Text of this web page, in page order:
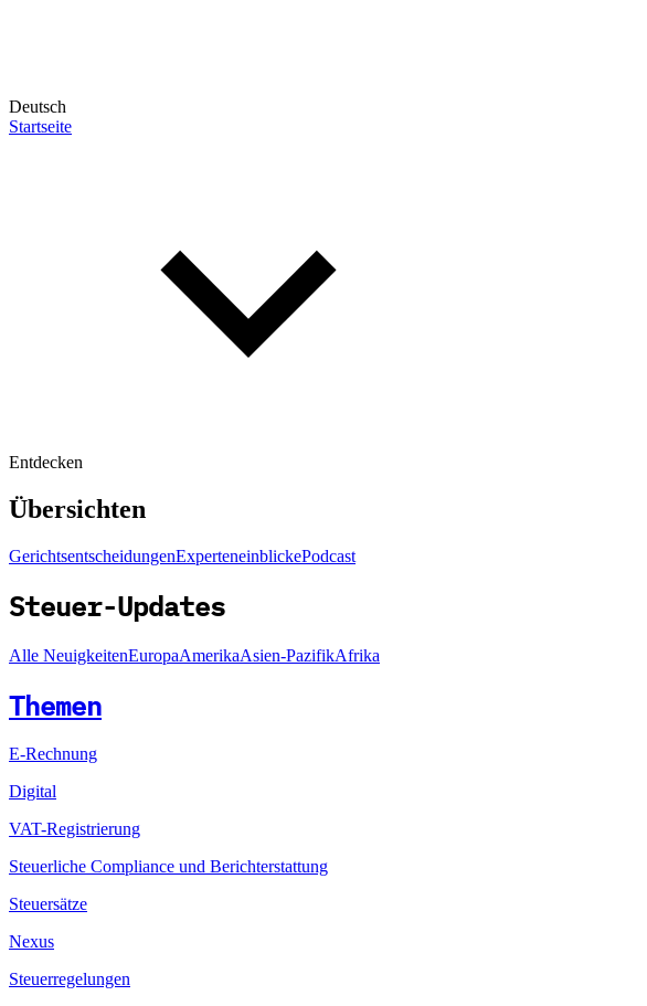
Deutsch
Startseite
Entdecken
Übersichten
GerichtsentscheidungenExperteneinblickePodcast
Steuer-Updates
Alle NeuigkeitenEuropaAmerikaAsien-PazifikAfrika
Themen
E-Rechnung
Digital
VAT-Registrierung
Steuerliche Compliance und Berichterstattung
Steuersätze
Nexus
Steuerregelungen